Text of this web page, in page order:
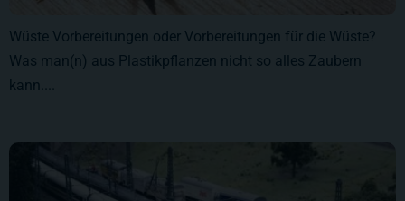
Wüste Vorbereitungen oder Vorbereitungen für die Wüste?
Was man(n) aus Plastikpflanzen nicht so alles Zaubern
kann....